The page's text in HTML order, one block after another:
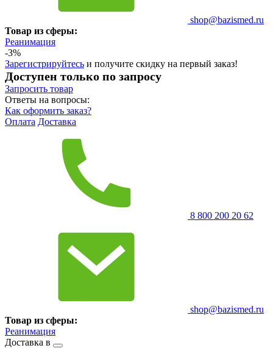
shop@bazismed.ru
Товар из сферы:
Реанимация
-3%
Зарегистрируйтесь и получите скидку на первый заказ!
Доступен только по запросу
Запросить товар
Ответы на вопросы:
Как оформить заказ?
Оплата Доставка
8 800 200 20 62
shop@bazismed.ru
Товар из сферы:
Реанимация
Доставка в